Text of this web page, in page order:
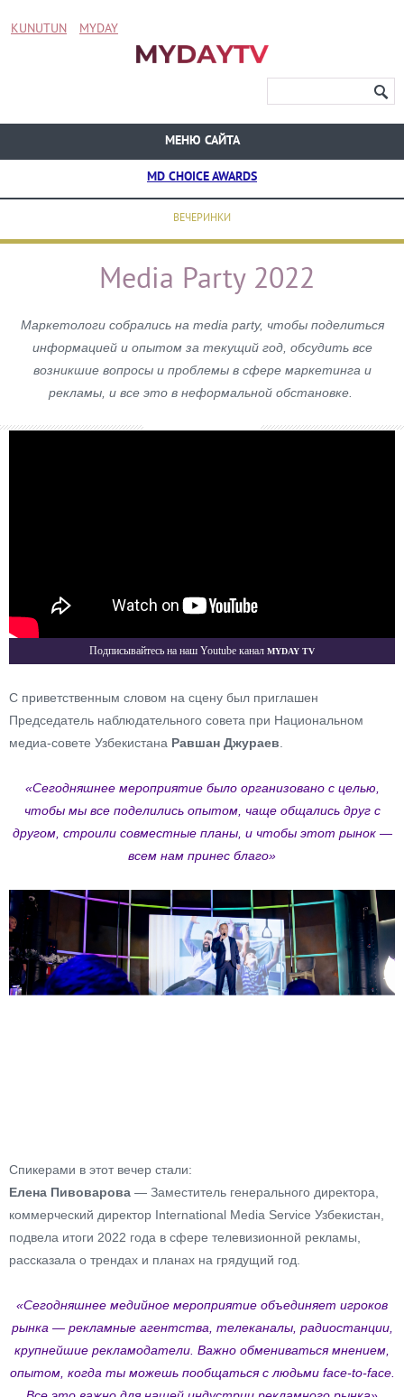
KUNUTUN MYDAY
МЕНЮ САЙТА
MD CHOICE AWARDS
ВЕЧЕРИНКИ
Media Party 2022
Маркетологи собрались на media party, чтобы поделиться
информацией и опытом за текущий год, обсудить все
возникшие вопросы и проблемы в сфере маркетинга и
рекламы, и все это в неформальной обстановке.
Подписывайтесь на наш Youtube канал Myday TV
С приветственным словом на сцену был приглашен
Председатель наблюдательного совета при Национальном
медиа-совете Узбекистана Равшан Джураев
«Сегодняшнее мероприятие было организовано с целью,
чтобы мы все поделились опытом, чаще общались друг с
другом, строили совместные планы, и чтобы этот рынок —
всем нам принес благо»
Спикерами в этот вечер стали:
Елена Пивоварова — Заместитель генерального директора,
коммерческий директор International Media Service Узбекистан,
подвела итоги 2022 года в сфере телевизионной рекламы,
рассказала о трендах и планах на грядущий год.
«Сегодняшнее медийное мероприятие объединяет игроков
рынка — рекламные агентства, телеканалы, радиостанции,
крупнейшие рекламодатели. Важно обмениваться мнением,
опытом, когда ты можешь пообщаться с людьми face-to-face.